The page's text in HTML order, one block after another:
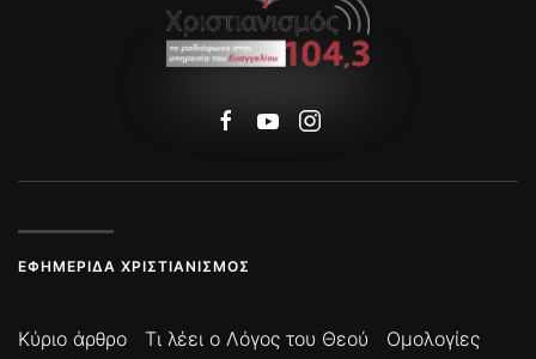
ΕΦΗΜΕΡΊΔΑ ΧΡΙΣΤΙΑΝΙΣΜΌΣ
Κύριο άρθρο Τι λέει ο Λόγος του Θεού
Ομολογίες